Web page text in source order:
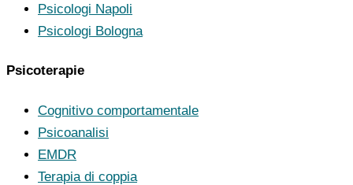
Psicologi Napoli
Psicologi Bologna
Psicoterapie
Cognitivo comportamentale
Psicoanalisi
EMDR
Terapia di coppia